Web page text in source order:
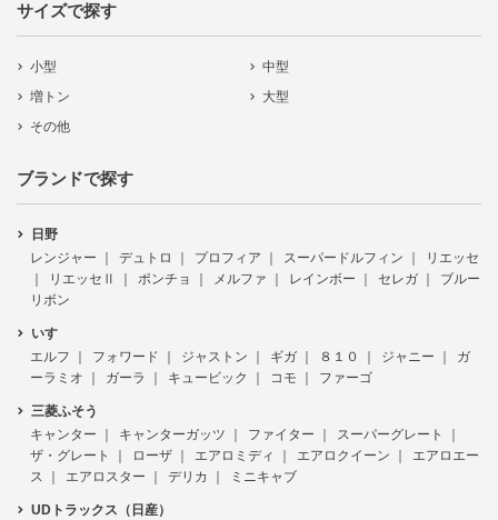
サイズで探す
小型
中型
増トン
大型
その他
ブランドで探す
日野
レンジャー
デュトロ プロフィア スーパードルフィン
リエッセ
リエッセⅡ
ポンチョ メルファ レインボー セレガ
ブルー
リボン
いすゞ
エルフ
フォワード ジャストン ギガ ８１０ ジャニー
ガ
ーラミオ
ガーラ キュービック コモ ファーゴ
三菱ふそう
キャンター
キャンターガッツ ファイター
スーパーグレート
ザ・グレート
ローザ エアロミディ エアロクイーン
エアロエー
ス
エアロスター デリカ ミニキャブ
UDトラックス（日産）